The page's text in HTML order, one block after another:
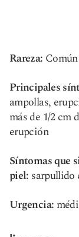
Rareza: Común
Principales
ampollas,
más de 1/2 cm
erupción
Síntomas que
piel: sarpullido
Urgencia: